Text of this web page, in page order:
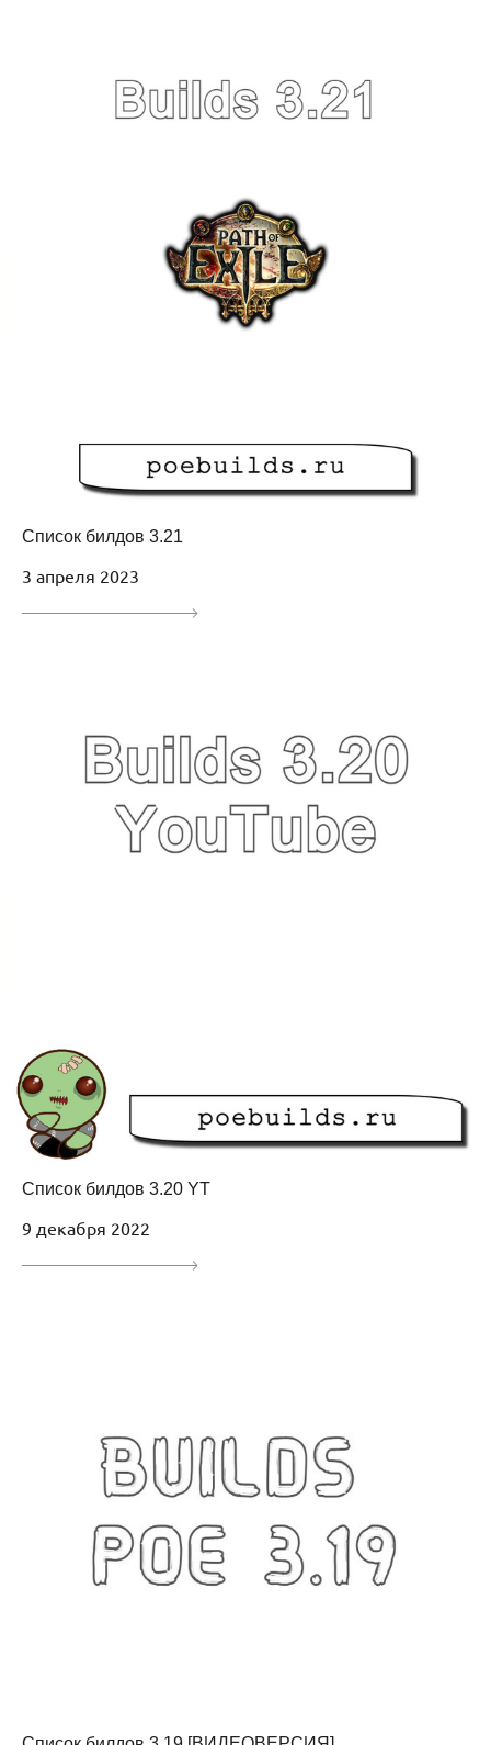
Список билдов 3.21
3 апреля 2023
Список билдов 3.20 YT
9 декабря 2022